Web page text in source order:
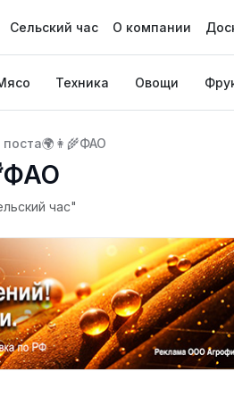
Сельский час О компании
Техника Овощи
час"